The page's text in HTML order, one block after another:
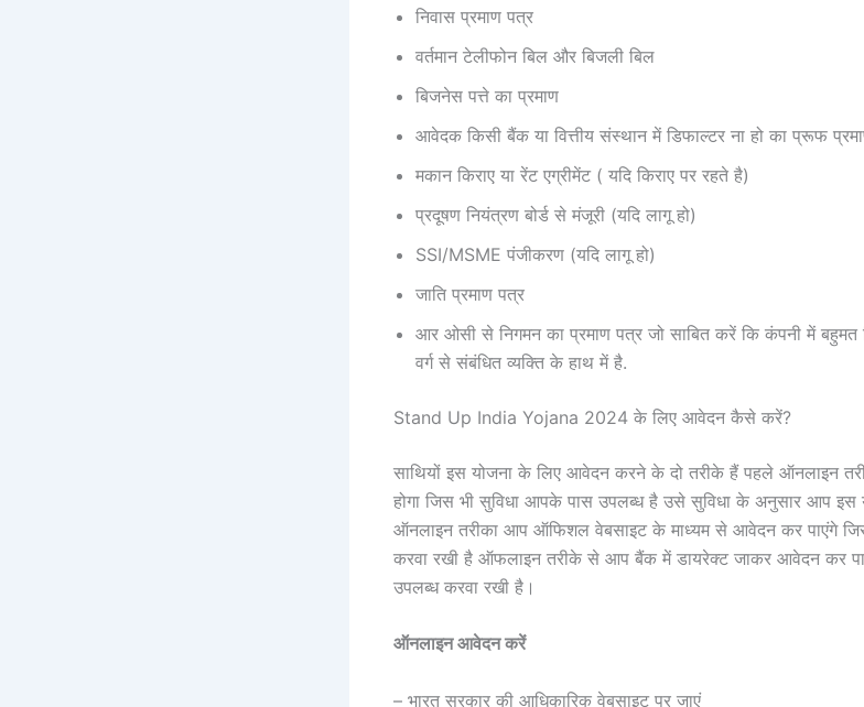
निवास प्रमाण पत्र
वर्तमान टेलीफोन बिल और बिजली बिल
बिजनेस पत्ते का प्रमाण
आवेदक किसी बैंक या वित्तीय संस्थान में डिफाल्टर ना हो का प्रूफ
मकान किराए या रेंट एग्रीमेंट ( यदि किराए पर रहते है)
प्रदूषण नियंत्रण बोर्ड से मंजूरी (यदि लागू हो)
SSI/MSME पंजीकरण (यदि लागू हो)
जाति प्रमाण पत्र
आर ओसी से निगमन का प्रमाण पत्र जो साबित करें कि कंपनी में बहुमत
वर्ग से संबंधित व्यक्ति के हाथ में है.
Stand Up India Yojana 2024 के लिए आवेदन कैसे करें?
साथियों इस योजना के लिए आवेदन करने के दो तरीके हैं पहले ऑनलाइन
होगा जिस भी सुविधा आपके पास उपलब्ध है उसे सुविधा के अनुसार आप
ऑनलाइन तरीका आप ऑफिशल वेबसाइट के माध्यम से आवेदन कर पाएंगे
करवा रखी है ऑफलाइन तरीके से आप बैंक में डायरेक्ट जाकर आवेदन कर
उपलब्ध करवा रखी है।
ऑनलाइन आवेदन करें
– भारत सरकार की आधिकारिक वेबसाइट पर जाएं